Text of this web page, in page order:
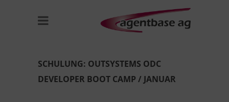
SCHULUNG: OUTSYSTEMS ODC
DEVELOPER BOOT CAMP / JANUAR